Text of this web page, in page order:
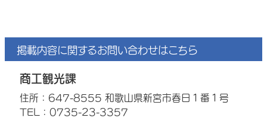
掲載内容に関するお問い合わせはこちら
商工観光課
住所：647-8555 和歌山県新宮市春日１番１号
TEL：0735-23-3357